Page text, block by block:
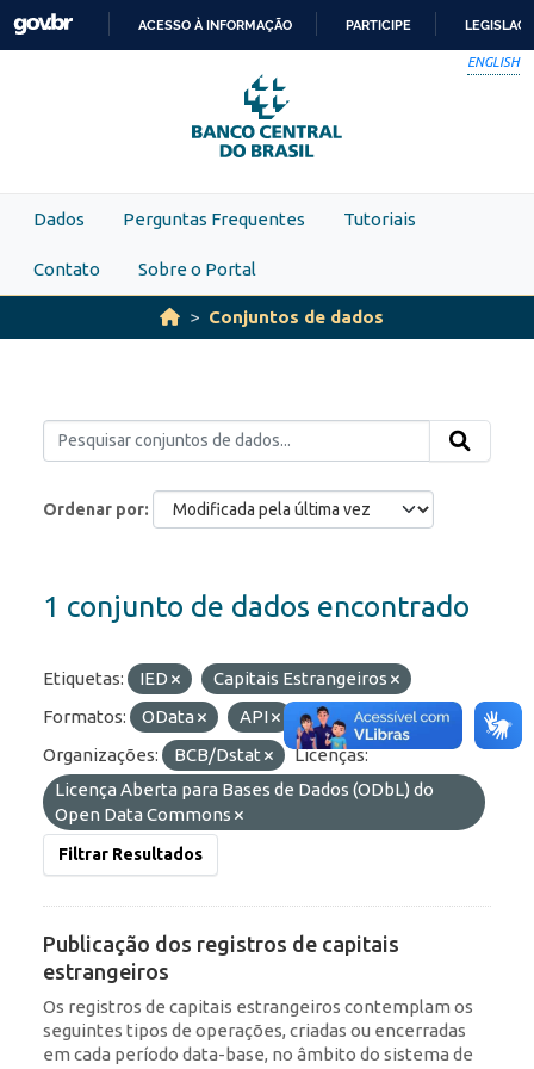
Skip to main content
PARA
O
CONTEÚDO
ACESSO À INFORMAÇÃO PARTICIPE
ENGLISH
Dados Perguntas Frequentes Tutoriais
Contato Sobre o Portal
Conjuntos de dados
Ordenar por
1 conjunto de dados encontrado
Etiquetas: IED
Capitais Estrangeiros
Formatos:
OData API
JSON
Organizações:
BCB/Dstat
Licenças:
Licença Aberta para Bases de Dados (ODbL) do
Open Data Commons
Filtrar Resultados
Publicação dos registros de capitais
estrangeiros
Os registros de capitais estrangeiros contemplam os
seguintes tipos de operações, criadas ou encerradas
em cada período data-base, no âmbito do sistema de